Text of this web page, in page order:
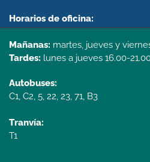
Horarios de oficina:
Mañanas: martes, jueves y
Tardes: lunes a jueves 16.00-
Autobuses:
C1, C2, 5, 22, 23, 71, B3
Tranvía:
T1